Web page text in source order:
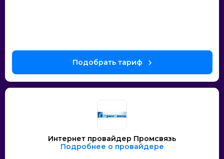
Интернет провайдер Промсвязь
Подробнее о провайдере